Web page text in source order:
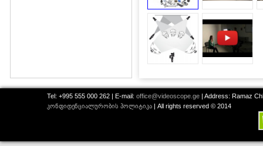
Tel: +995 555 000 262 | E-mail: office@videoscope.ge | Address: Ramaz
კონფიდენციალურობის პოლიტიკა | All rights reserved © 2014